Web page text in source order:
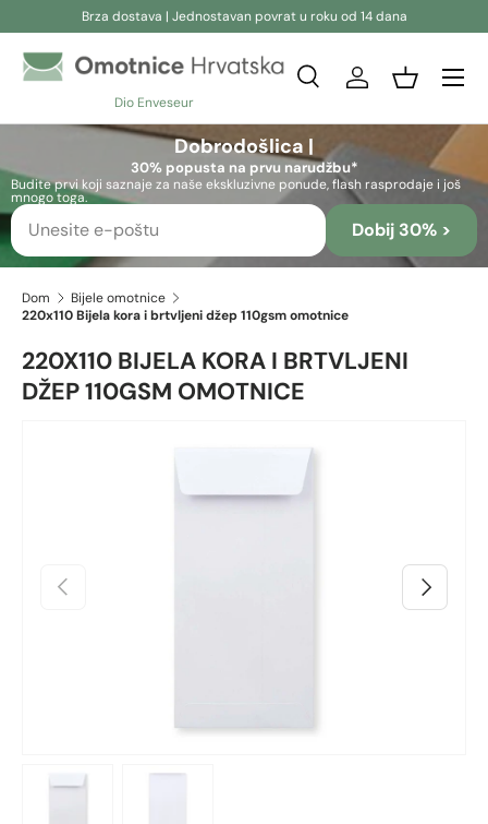
Brza dostava | Jednostavan povrat u roku od 14 dana
Dio Enveseur
Pretraživanje
Pretraživanje
Pretraživanje
PrijavaKošara
Dobrodošlica |
30% popusta na prvu narudžbu*
Budite prvi koji saznaje za naše ekskluzivne ponude, flash rasprodaje i još
mnogo toga.
Dobij 30% >
Dom
Bijele omotnice
220x110 Bijela kora i brtvljeni džep 110gsm omotnice
220X110 BIJELA KORA I BRTVLJENI
DŽEP 110GSM OMOTNICE
Prethodno Sljedeći